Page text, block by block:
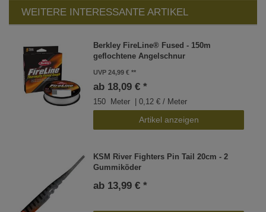
WEITERE INTERESSANTE ARTIKEL
Berkley FireLine® Fused - 150m
geflochtene Angelschnur
UVP 24,99 €
ab 18,09 € *
150 Meter | 0,12 € / Meter
Artikel anzeigen
KSM River Fighters Pin Tail 20cm - 2
Gummiköder
ab 13,99 € *